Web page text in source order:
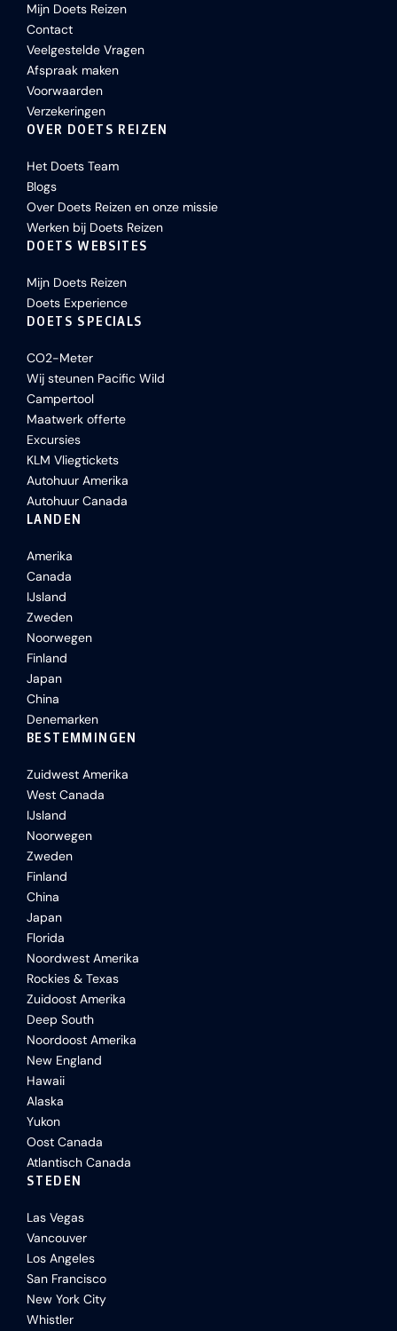
Mijn Doets Reizen
Contact
Veelgestelde Vragen
Afspraak maken
Voorwaarden
Verzekeringen
OVER DOETS REIZEN
Het Doets Team
Blogs
Over Doets Reizen en onze missie
Werken bij Doets Reizen
DOETS WEBSITES
Mijn Doets Reizen
Doets Experience
DOETS SPECIALS
CO2-Meter
Wij steunen Pacific Wild
Campertool
Maatwerk offerte
Excursies
KLM Vliegtickets
Autohuur Amerika
Autohuur Canada
LANDEN
Amerika
Canada
IJsland
Zweden
Noorwegen
Finland
Japan
China
Denemarken
BESTEMMINGEN
Zuidwest Amerika
West Canada
IJsland
Noorwegen
Zweden
Finland
China
Japan
Florida
Noordwest Amerika
Rockies & Texas
Zuidoost Amerika
Deep South
Noordoost Amerika
New England
Hawaii
Alaska
Yukon
Oost Canada
Atlantisch Canada
STEDEN
Las Vegas
Vancouver
Los Angeles
San Francisco
New York City
Whistler